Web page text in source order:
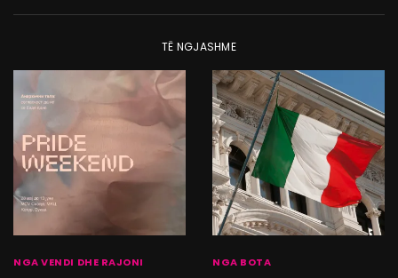
TË NGJASHME
NGA VENDI DHE RAJONI NGA BOTA